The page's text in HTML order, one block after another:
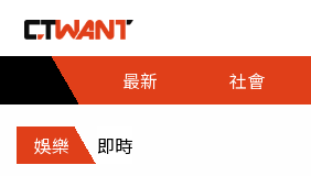
最新
社會
娛樂 即時